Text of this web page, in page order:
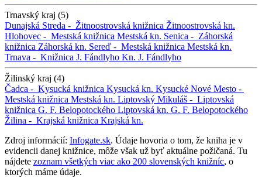
Trnavský kraj (5)
Dunajská Streda - Žitnoostrovská knižnica Žitnoostrovská kn.
Hlohovec - Mestská knižnica Mestská kn. Senica - Záhorská
knižnica Záhorská kn. Sereď - Mestská knižnica Mestská kn.
Trnava - Knižnica J. Fándlyho Kn. J. Fándlyho
Žilinský kraj (4)
Čadca - Kysucká knižnica Kysucká kn. Kysucké Nové Mesto -
Mestská knižnica Mestská kn. Liptovský Mikuláš - Liptovská
knižnica G. F. Belopotockého Liptovská kn. G. F. Belopotockého
Žilina - Krajská knižnica Krajská kn.
Zdroj informácií: Infogate.sk. Údaje hovoria o tom, že kniha je v
evidencii danej knižnice, môže však už byť aktuálne požičaná. Tu
nájdete zoznam všetkých viac ako 200 slovenských knižníc, o
ktorých máme údaje.